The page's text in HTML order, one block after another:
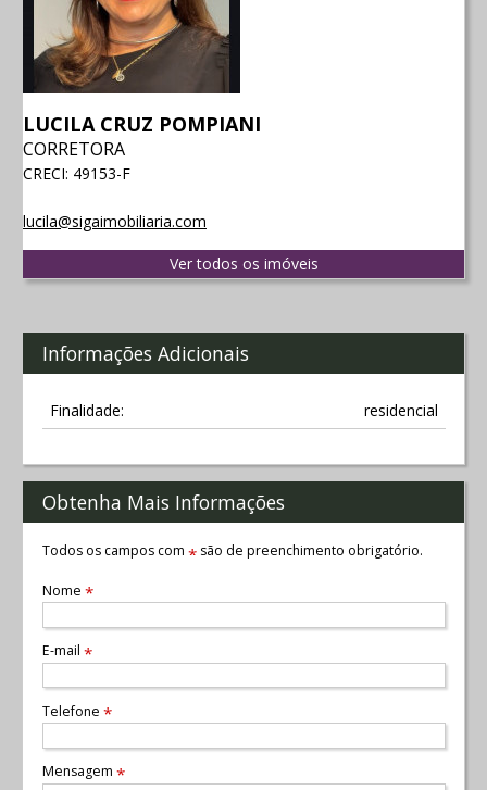
LUCILA CRUZ POMPIANI
CORRETORA
CRECI: 49153-F
lucila@sigaimobiliaria.com
Ver todos os imóveis
Informações Adicionais
Finalidade: residencial
Obtenha Mais Informações
Todos os campos com *são de preenchimento obrigatório.
Nome *
E-mail *
Telefone *
Mensagem *